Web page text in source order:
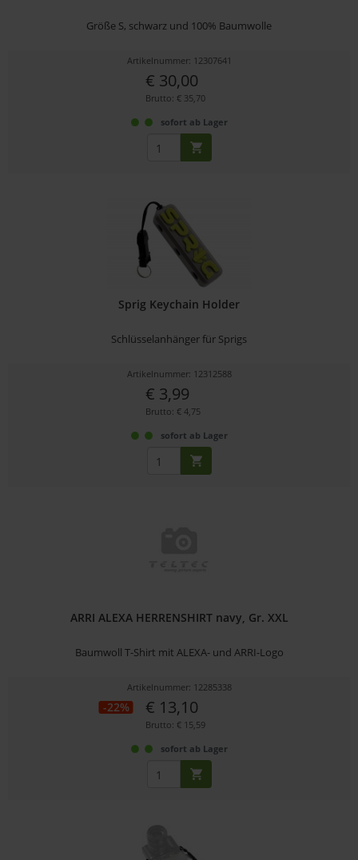
Größe S, schwarz und 100% Baumwolle
Artikelnummer: 12307641
€ 30,00
Brutto: € 35,70
sofort ab Lager
Sprig Keychain Holder
Schlüsselanhänger für Sprigs
Artikelnummer: 12312588
€ 3,99
Brutto: € 4,75
sofort ab Lager
ARRI ALEXA HERRENSHIRT navy, Gr. XXL
Baumwoll T-Shirt mit ALEXA- und ARRI-Logo
Artikelnummer: 12285338
-22% € 13,10
Brutto: € 15,59
sofort ab Lager